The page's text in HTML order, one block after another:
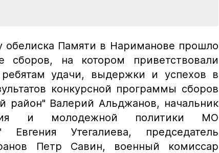
обелиска Памяти в Нариманове прошло
сборов, на котором приветствовали
удачи, выдержки и успехов в
конкурсной программы сборов
район" Валерий Альджанов, начальник
и молодежной политики МО
Евгения Утегалиева, председатель
Петр Савин, военный комиссар